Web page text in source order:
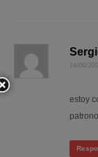
14/06/
estoy